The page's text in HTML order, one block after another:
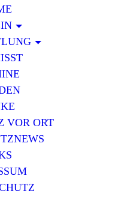
VOR ORT